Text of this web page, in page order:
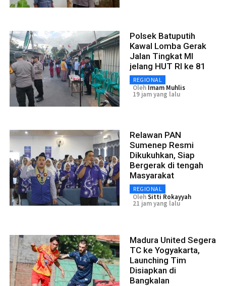
Polsek Batuputih
Kawal Lomba Gerak
Jalan Tingkat MI
jelang HUT RI ke 81
REGIONAL
Oleh Imam Muhlis
19 jam yang lalu
Relawan PAN
Sumenep Resmi
Dikukuhkan, Siap
Bergerak di tengah
Masyarakat
REGIONAL
OlehSitti Rokayyah
21 jam yang lalu
Madura United Segera
TC ke Yogyakarta,
Launching Tim
Disiapkan di
Bangkalan